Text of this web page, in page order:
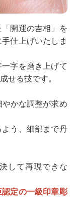
開運の吉相」を
仕上げいたしま
字を磨き上げて
せる技です。
かな調整が求め
う、細部まで丹
して再現できな
定の一級印章彫